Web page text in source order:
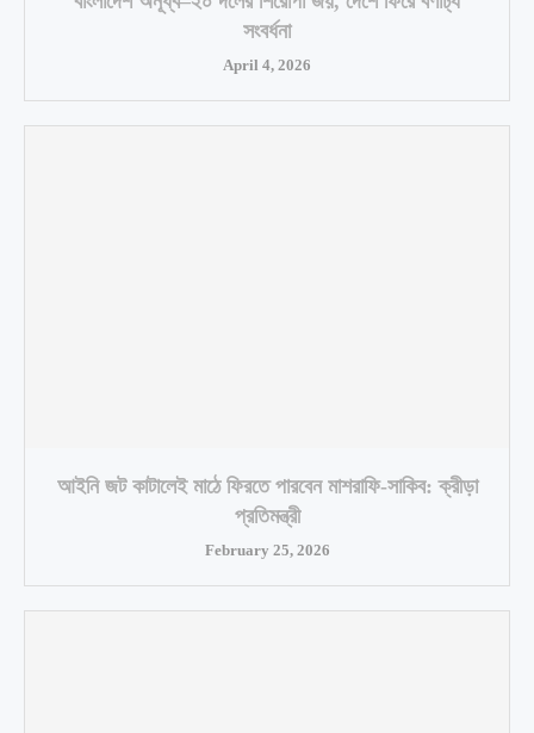
সংবর্ধনা
April 4, 2026
আইনি জট কাটালেই মাঠে ফিরতে পারবেন মাশরাফি-সাকিব: ক্রীড়া
প্রতিমন্ত্রী
February 25, 2026